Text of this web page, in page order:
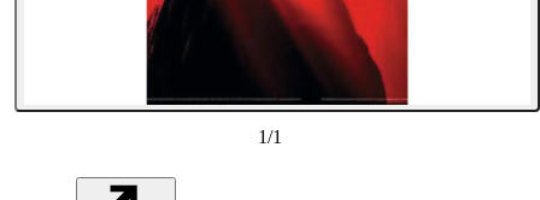
1/1